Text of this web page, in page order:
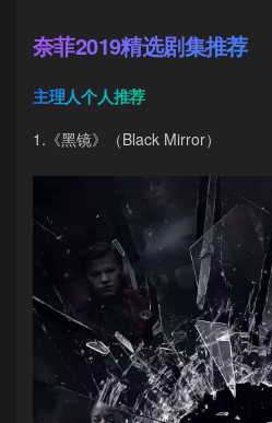
奈菲2019精选剧集推荐
主理人个人推荐
1.《黑镜》（Black Mirror）